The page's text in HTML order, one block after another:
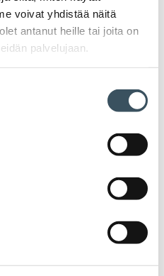
voivat yhdistää näitä
antanut heille tai joita on
palvelujaan.